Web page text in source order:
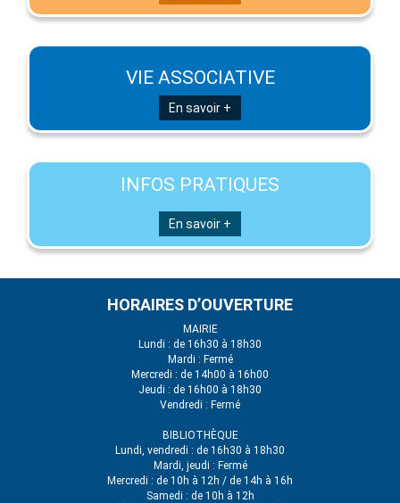
VIE ASSOCIATIVE
En savoir +
INFOS PRATIQUES
En savoir +
HORAIRES D’OUVERTURE
MAIRIE
Lundi : de 16h30 à 18h30
Mardi : Fermé
Mercredi : de 14h00 à 16h00
Jeudi : de 16h00 à 18h30
Vendredi : Fermé
BIBLIOTHÈQUE
Lundi, vendredi : de 16h30 à 18h30
Mardi, jeudi : Fermé
Mercredi : de 10h à 12h / de 14h à 16h
Samedi : de 10h à 12h